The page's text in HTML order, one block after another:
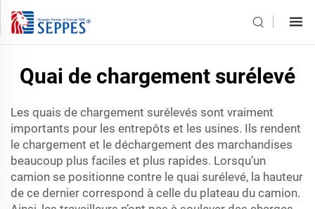
Quai de chargement surélevé
Les quais de chargement surélevés sont vraiment
importants pour les entrepôts et les usines. Ils rendent
le chargement et le déchargement des marchandises
beaucoup plus faciles et plus rapides. Lorsqu’un
camion se positionne contre le quai surélevé, la hauteur
de ce dernier correspond à celle du plateau du camion.